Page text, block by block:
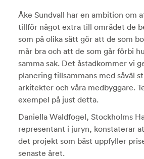
Åke Sundvall har en ambition om
tillför något extra till området de
som på olika sätt gör att de som
mår bra och att de som går förbi
samma sak. Det åstadkommer vi
planering tillsammans med såväl
arkitekter och våra medbyggare.
exempel på just detta.
Daniella Waldfogel, Stockholms
representant i juryn, konstaterar
det projekt som bäst uppfyller
senaste året.